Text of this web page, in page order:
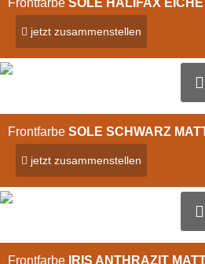
Frontfarbe SOLE HALIFAX
jetzt zusammenstellen
Frontfarbe SOLE SCHWARZ
jetzt zusammenstellen
Frontfarbe IRIS ANTHRAZIT